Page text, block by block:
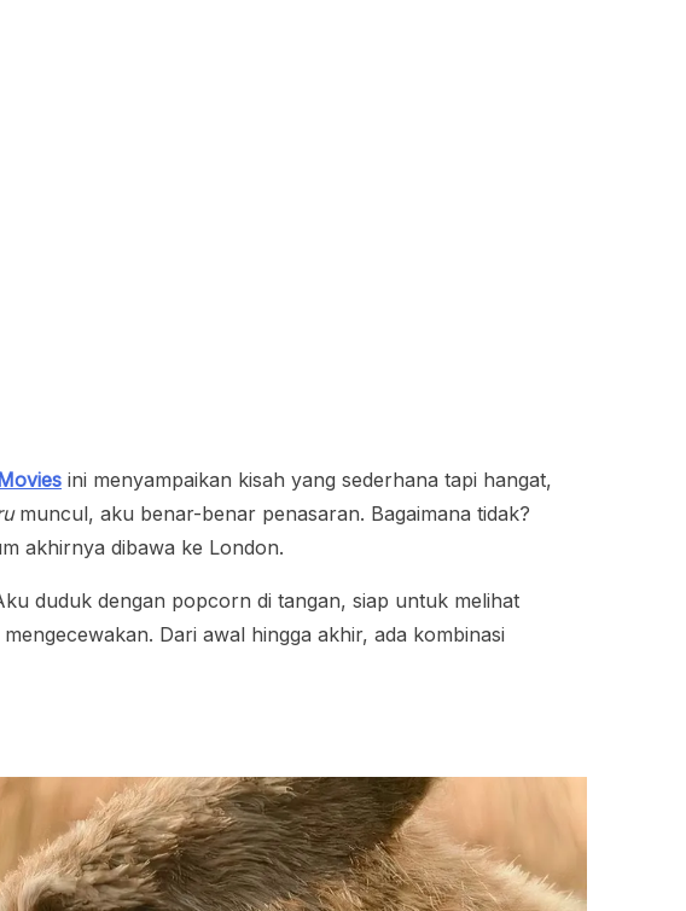
Movies ini menyampaikan kisah yang sederhana tapi hangat,
muncul, aku benar-benar penasaran. Bagaimana tidak?
akhirnya dibawa ke London.
duduk dengan popcorn di tangan, siap untuk melihat
Dari awal hingga akhir, ada kombinasi